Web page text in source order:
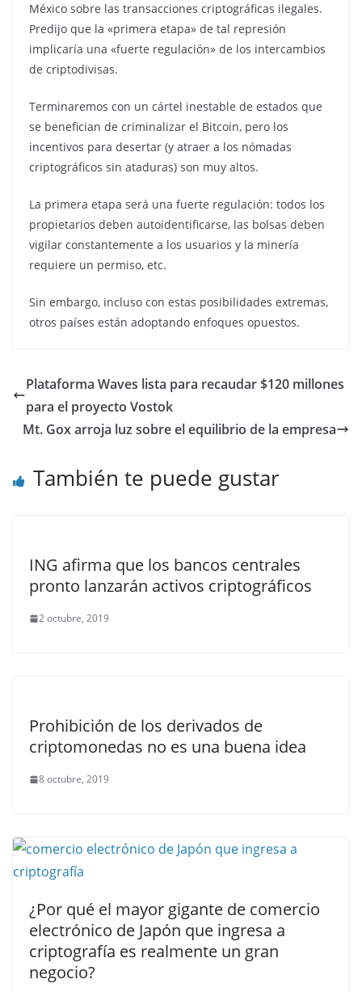
México sobre las transacciones criptográficas ilegales.
Predijo que la «primera etapa» de tal represión
implicaría una «fuerte regulación» de los intercambios
de criptodivisas.
Terminaremos con un cártel inestable de estados que
se benefician de criminalizar el Bitcoin, pero los
incentivos para desertar (y atraer a los nómadas
criptográficos sin ataduras) son muy altos.
La primera etapa será una fuerte regulación: todos los
propietarios deben autoidentificarse, las bolsas deben
vigilar constantemente a los usuarios y la minería
requiere un permiso, etc.
Sin embargo, incluso con estas posibilidades extremas,
otros países están adoptando enfoques opuestos.
Plataforma Waves lista para recaudar $120 millones
para el proyecto Vostok
Mt. Gox arroja luz sobre el equilibrio de la empresa
También te puede gustar
ING afirma que los bancos centrales
pronto lanzarán activos criptográficos
2 octubre, 2019
Prohibición de los derivados de
criptomonedas no es una buena idea
8 octubre, 2019
¿Por qué el mayor gigante de comercio
electrónico de Japón que ingresa a
criptografía es realmente un gran
negocio?